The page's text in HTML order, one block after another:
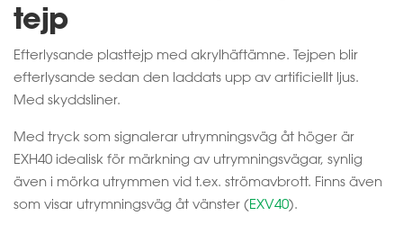
tejp
Efterlysande plasttejp med akrylhäftämne. Tejpen blir
efterlysande sedan den laddats upp av artificiellt ljus.
Med skyddsliner.
Med tryck som signalerar utrymningsväg åt höger är
EXH40 idealisk för märkning av utrymningsvägar, synlig
även i mörka utrymmen vid t.ex. strömavbrott. Finns även
som visar utrymningsväg åt vänster (EXV40).